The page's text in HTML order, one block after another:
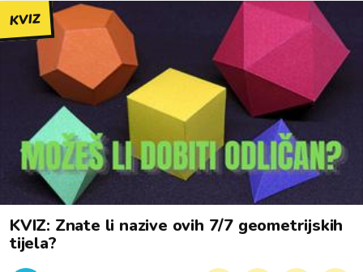
KVIZ
KVIZ: Znate li nazive ovih 7/7 geometrijskih
tijela?